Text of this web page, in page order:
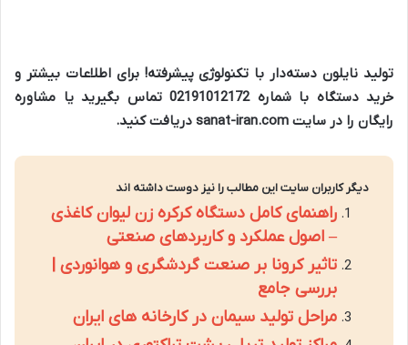
تولید نایلون دسته‌دار با تکنولوژی پیشرفته! برای اطلاعات بیشتر و
خرید دستگاه با شماره 02191012172 تماس بگیرید یا مشاوره
رایگان را در سایت sanat-iran.com دریافت کنید.
دیگر کاربران سایت این مطالب را نیز دوست داشته اند
راهنمای کامل دستگاه کرکره زن لیوان کاغذی
– اصول عملکرد و کاربردهای صنعتی
تاثیر کرونا بر صنعت گردشگری و هوانوردی |
بررسی جامع
مراحل تولید سیمان در کارخانه های ایران